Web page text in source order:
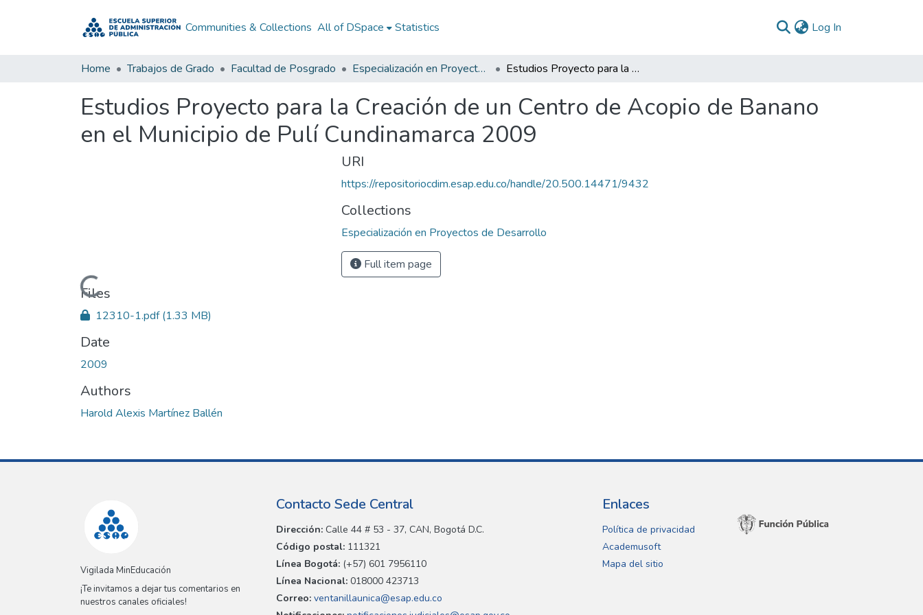
Communities & Collections All of DSpace Statistics Log In
Home Trabajos de Grado Facultad de Posgrado Especialización en Proyectos de Desarrollo Estudios Proyecto para la Creación de un Centro de Acopio de Banano en el Municipio de Pulí Cundinamarca 2009
Estudios Proyecto para la Creación de un Centro de Acopio de Banano
en el Municipio de Pulí Cundinamarca 2009
Loading...
Files
12310-1.pdf(1.33 MB)
Date
2009
Authors
Harold Alexis Martínez Ballén
URI
https://repositoriocdim.esap.edu.co/handle/20.500.14471/9432
Collections
Especialización en Proyectos de Desarrollo
Full item page
Vigilada MinEducación
¡Te invitamos a dejar tus comentarios en
nuestros canales oficiales!
Contacto Sede Central
Dirección: Calle 44 # 53 - 37, CAN, Bogotá D.C.
Código postal: 111321
Línea Bogotá: (+57) 601 7956110
Línea Nacional: 018000 423713
Correo: ventanillaunica@esap.edu.co
Enlaces
Política de privacidad
Academusoft
Mapa del sitio